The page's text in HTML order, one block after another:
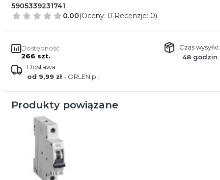
5905339231741
0.00(Oceny: 0 Recenzje: 0)
Dostępność:
266 szt.
Czas wysyłki:
48 godzin
Dostawa
od 9,99 zł- ORLEN paczka
Produkty powiązane